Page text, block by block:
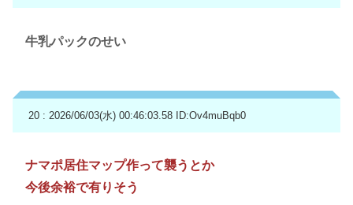
牛乳パックのせい
20 : 2026/06/03(水) 00:46:03.58 ID:Ov4muBqb0
ナマポ居住マップ作って襲うとか
今後余裕で有りそう